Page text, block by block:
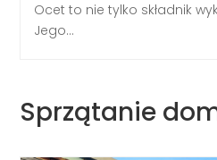
Ocet to nie tylko składnik
Jego...
Sprzątanie